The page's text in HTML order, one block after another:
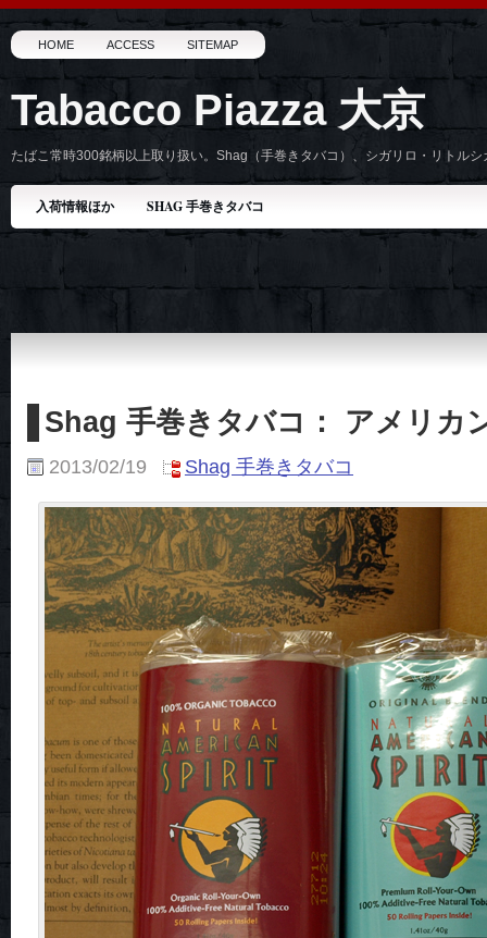
HOME ACCESS SITEMAP
Tabacco Piazza 大京
たばこ常時300銘柄以上取り扱い。Shag（手巻きタバコ）、シガリロ・リトル
入荷情報ほか SHAG 手巻きタバコ
Shag 手巻きタバコ： アメリカ
2013/02/19 Shag 手巻きタバコ